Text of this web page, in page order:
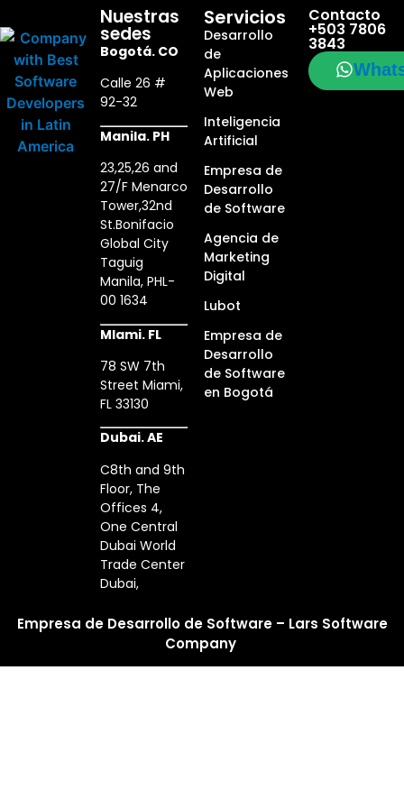
Nuestras
sedes
Bogotá. CO
Calle 26 #
92-32
Manila. PH
23,25,26 and
27/F Menarco
Tower,32nd
St.Bonifacio
Global City
Taguig
Manila, PHL-
00 1634
MIami. FL
78 SW 7th
Street Miami,
FL 33130
Dubai. AE
C8th and 9th
Floor, The
Offices 4,
One Central
Dubai World
Trade Center
Dubai,
Servicios
Desarrollo
de
Aplicaciones
Web
Inteligencia
Artificial
Empresa de
Desarrollo
de Software
Agencia de
Marketing
Digital
Lubot
Empresa de
Desarrollo
de Software
en Bogotá
Contacto
+503 7806
3843
Empresa de Desarrollo de Software – Lars Software
Company